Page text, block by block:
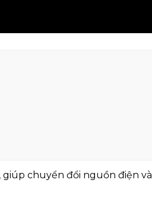
giúp chuyển đổi nguồn điện và